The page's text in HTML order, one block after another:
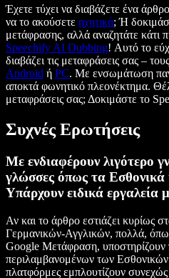
Έχετε τύχει να διαβάζετε ένα
να το ακούσετε ηχητικά; Ή
μετάφρασης, αλλά αναζητάτε κάτι
Speechify AI Dubbing! Αυτό το
διαβάζει τις μεταφράσεις σας – τους
Android ή PC. Με ενσωμάτωση
αποκτά φωνητικό πλεονέκτημα.
μεταφράσεις σας; Δοκιμάστε το
Συχνές Ερωτήσεις
Με ενδιαφέρουν λιγότερο
γλώσσες όπως τα Εσθονικά
Υπάρχουν ειδικά εργαλεία
Αν και το άρθρο εστιάζει κυρίως
Γερμανικών-Αγγλικών, πολλά,
Google Μετάφραση,
περιλαμβανομένων των
πλατφόρμες εμπλουτίζουν συνεχώς